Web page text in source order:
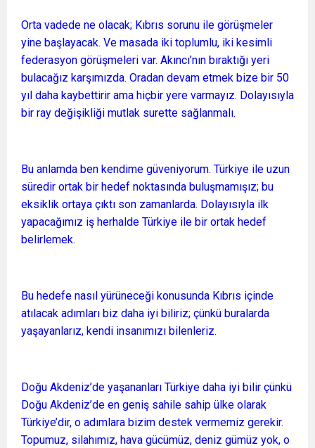
Orta vadede ne olacak; Kıbrıs sorunu ile görüşmeler
yine başlayacak. Ve masada iki toplumlu, iki kesimli
federasyon görüşmeleri var. Akıncı’nın bıraktığı yeri
bulacağız karşımızda. Oradan devam etmek bize bir 50
yıl daha kaybettirir ama hiçbir yere varmayız. Dolayısıyla
bir ray değişikliği mutlak surette sağlanmalı.
Bu anlamda ben kendime güveniyorum. Türkiye ile uzun
süredir ortak bir hedef noktasında buluşmamışız; bu
eksiklik ortaya çıktı son zamanlarda. Dolayısıyla ilk
yapacağımız iş herhalde Türkiye ile bir ortak hedef
belirlemek.
Bu hedefe nasıl yürüneceği konusunda Kıbrıs içinde
atılacak adımları biz daha iyi biliriz; çünkü buralarda
yaşayanlarız, kendi insanımızı bilenleriz.
Doğu Akdeniz’de yaşananları Türkiye daha iyi bilir çünkü
Doğu Akdeniz’de en geniş sahile sahip ülke olarak
Türkiye’dir, o adımlara bizim destek vermemiz gerekir.
Topumuz, silahımız, hava gücümüz, deniz gümüz yok, o